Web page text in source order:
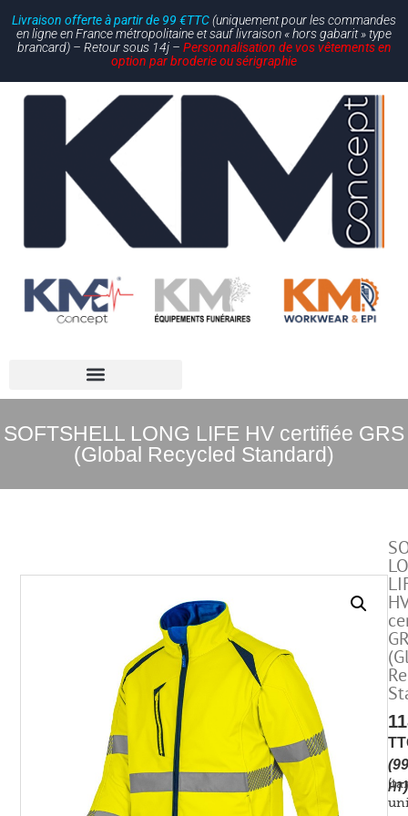
Livraison offerte à partir de 99 €TTC(uniquement pour les commandes
en ligne en France métropolitaine et sauf livraison « hors gabarit » type
brancard) – Retour sous 14j – Personnalisation de vos vêtements en
option par broderie ou sérigraphie
SOFTSHELL LONG LIFE HV certifiée GRS
(Global Recycled Standard)
(
HT)